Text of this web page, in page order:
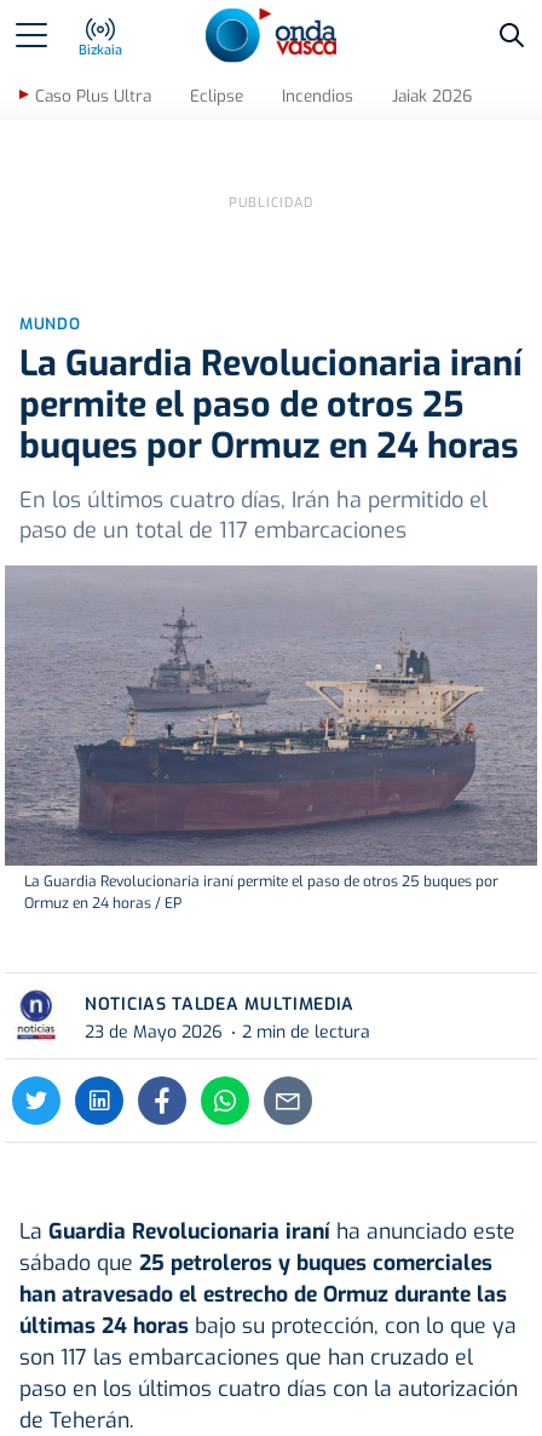
Bizkaia
Caso Plus Ultra Eclipse Incendios Jaiak 2026
MUNDO
La Guardia Revolucionaria iraní
permite el paso de otros 25
buques por Ormuz en 24 horas
En los últimos cuatro días, Irán ha permitido el
paso de un total de 117 embarcaciones
La Guardia Revolucionaria iraní permite el paso de otros 25 buques por
Ormuz en 24 horas / EP
NOTICIAS TALDEA MULTIMEDIA
23 de Mayo 2026
2 min de lectura
La Guardia Revolucionaria iraní ha anunciado este
sábado que 25 petroleros y buques comerciales
han atravesado el estrecho de Ormuz durante las
últimas 24 horas bajo su protección, con lo que ya
son 117 las embarcaciones que han cruzado el
paso en los últimos cuatro días con la autorización
de Teherán.